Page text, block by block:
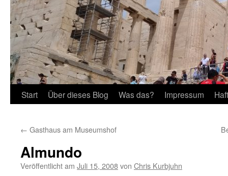
Start Über dieses Blog Was das? Impressum
← Gasthaus am Museumshof
Almundo
Veröffentlicht am Juli 15, 2008von Chris Kurbjuhn